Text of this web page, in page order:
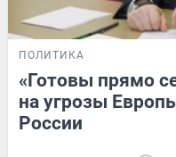
ПОЛИТИКА
«Готовы прямо
на угрозы
России